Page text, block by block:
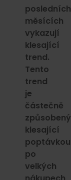
posledních
měsících
vykazují
klesající
trend.
Tento
trend
je
částečně
způsobený
klesající
poptávkou
po
velkých